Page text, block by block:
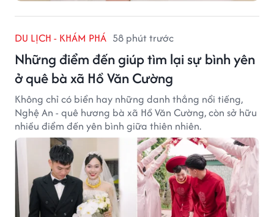
DU LỊCH - KHÁM PHÁ 58 phút trước
Những điểm đến giúp tìm lại sự bình yên
ở quê bà xã Hồ Văn Cường
Không chỉ có biển hay những danh thắng nổi tiếng,
Nghệ An - quê hương bà xã Hồ Văn Cường, còn sở hữu
nhiều điểm đến yên bình giữa thiên nhiên.